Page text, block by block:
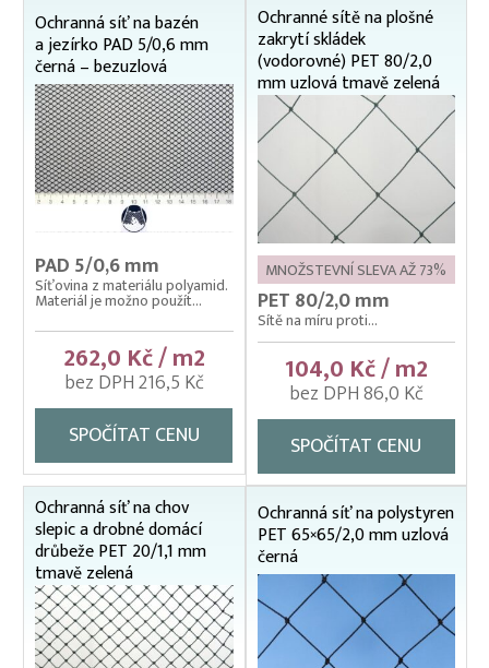
Kontejnerové sítě (sítě na kontejnery a přívěsy)
Ochrana budov a střech
Ochranné sítě (krycí sítě) proti kormoránům, rackům
a volavkám
Ochranné sítě na bazény a jezírka
Ochranné sítě na plošné zakrytí skládek
Ochranné sítě na polystyren
Ochranné sítě na regály
Ochranné sítě na vertikální (svislou) instalaci
Ochranné sítě pro chov slepic a domácí drůbeže
Ochranné sítě proti holubům
Sítě na dětská pískoviště
Sítě na popínavé rostliny
Sítě na seno pro zvířata
Ochranná síť na bazén
a jezírko PAD 5/0,6 mm
černá – bezuzlová
PAD 5/0,6 mm
Síťovina z materiálu polyamid.
Materiál je možno použít...
262,0 Kč / m2
bez DPH 216,5 Kč
SPOČÍTAT CENU
Ochranné sítě na plošné
zakrytí skládek
(vodorovné) PET 80/2,0
mm uzlová tmavě zelená
MNOŽSTEVNÍ SLEVA AŽ 73%
PET 80/2,0 mm
Sítě na míru proti...
104,0 Kč / m2
bez DPH 86,0 Kč
SPOČÍTAT CENU
Ochranná síť na chov
slepic a drobné domácí
drůbeže PET 20/1,1 mm
tmavě zelená
Ochranná síť na polystyren
PET 65×65/2,0 mm uzlová
černá